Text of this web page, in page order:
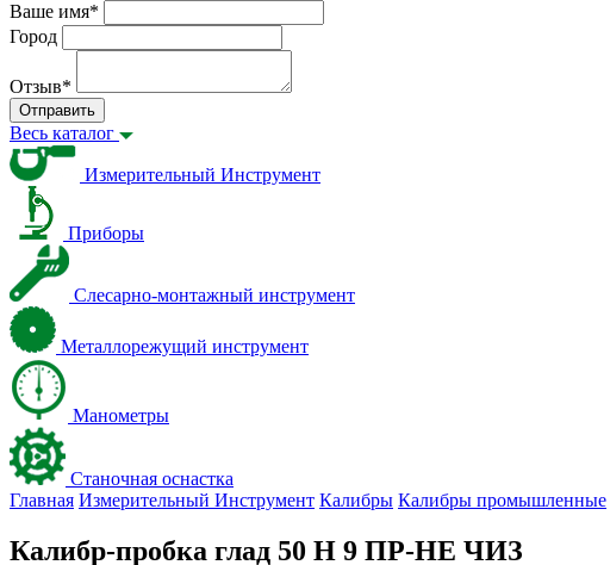
Ваше имя*
Город
Отзыв*
Отправить
Весь каталог
Измерительный Инструмент
Приборы
Слесарно-монтажный инструмент
Металлорежущий инструмент
Манометры
Станочная оснастка
Главная Измерительный Инструмент Калибры Калибры промышленные
Калибр-пробка глад 50 H 9 ПР-НЕ ЧИЗ